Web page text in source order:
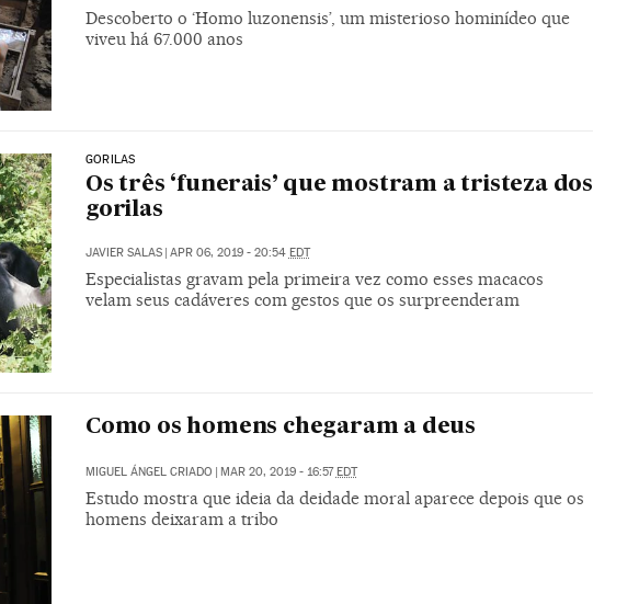
Descoberto o ‘Homo luzonensis’, um misterioso hominídeo que
viveu há 67.000 anos
GORILAS
Os três ‘funerais’ que mostram a tristeza dos
gorilas
JAVIER SALAS APR 06, 2019 - 20:54 EDT
Especialistas gravam pela primeira vez como esses macacos
velam seus cadáveres com gestos que os surpreenderam
Como os homens chegaram a deus
MIGUEL ÁNGEL CRIADO | MAR 20, 2019 - 16:57EDT
Estudo mostra que ideia da deidade moral aparece depois que os
homens deixaram a tribo